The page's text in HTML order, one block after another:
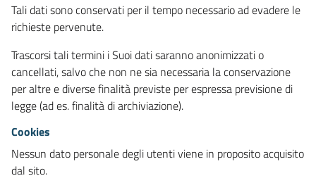
Tali dati sono conservati per il tempo necessario ad evadere le
richieste pervenute.
Trascorsi tali termini i Suoi dati saranno anonimizzati o
cancellati, salvo che non ne sia necessaria la conservazione
per altre e diverse finalità previste per espressa previsione di
legge (ad es. finalità di archiviazione).
Cookies
Nessun dato personale degli utenti viene in proposito acquisito
dal sito.